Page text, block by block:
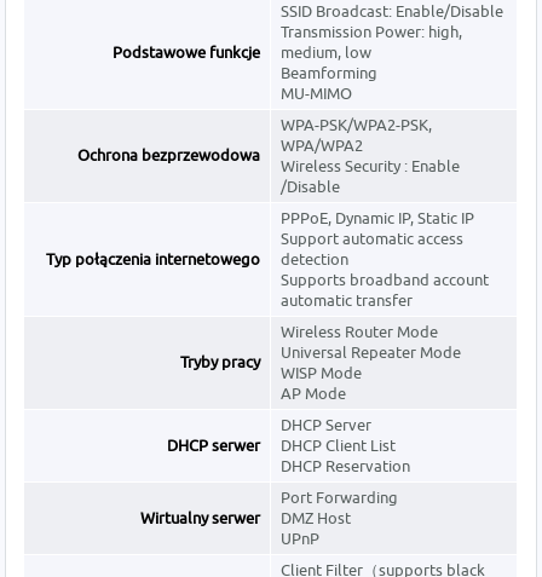
Podstawowe funkcje
SSID Broadcast: Enable/Disable
Transmission Power: high,
medium, low
Beamforming
MU-MIMO
Ochrona bezprzewodowa
WPA-PSK/WPA2-PSK,
WPA/WPA2
Wireless Security : Enable
/Disable
Typ połączenia internetowego
PPPoE, Dynamic IP, Static IP
Support automatic access
detection
Supports broadband account
automatic transfer
Tryby pracy
Wireless Router Mode
Universal Repeater Mode
WISP Mode
AP Mode
DHCP serwer
DHCP Server
DHCP Client List
DHCP Reservation
Wirtualny serwer
Port Forwarding
DMZ Host
UPnP
Client Filter（supports black